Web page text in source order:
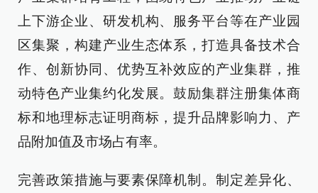
上下游企业、研发机构、服务平台等在产业园
区集聚，构建产业生态体系，打造具备技术合
作、创新协同、优势互补效应的产业集群，推
动特色产业集约化发展。鼓励集群注册集体商
标和地理标志证明商标，提升品牌影响力、产
品附加值及市场占有率。
完善政策措施与要素保障机制。制定差异化、